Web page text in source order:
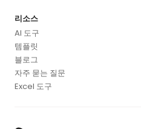
리소스
AI 도구
템플릿
블로그
자주 묻는 질문
Excel 도구